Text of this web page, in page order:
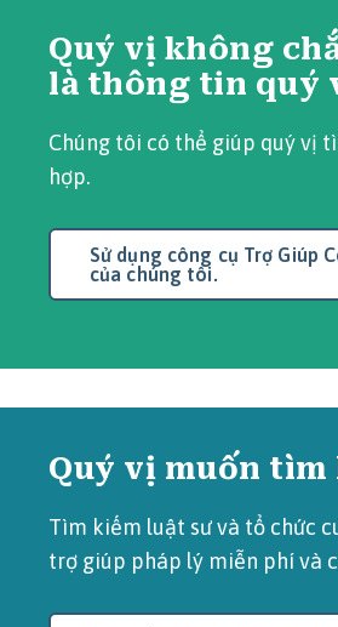
Quý vị không
là thông tin quý
Chúng tôi có thể giúp quý vị
hợp.
Sử dụng công cụ Trợ Giúp
của chúng tôi.
Quý vị muốn tìm
Tìm kiếm luật sư và tổ chức
trợ giúp pháp lý miễn phí và